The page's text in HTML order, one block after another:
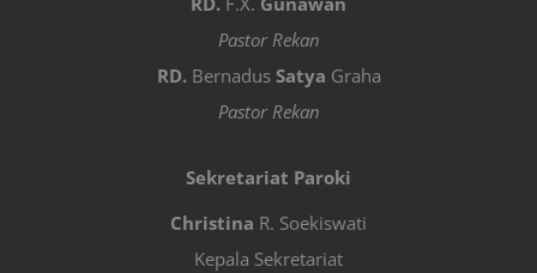
Pastor Rekan
RD.Bernadus Satya Graha
Pastor Rekan
Sekretariat Paroki
Christina R. Soekiswati
Kepala Sekretariat